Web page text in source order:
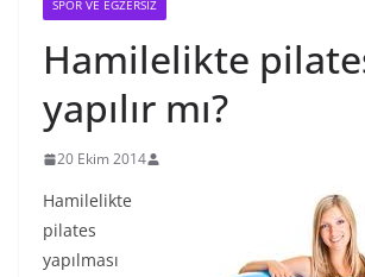
SPOR VE EGZERSIZ
Hamilelikte
yapılır mı?
20 Ekim 2014
Hamilelikte
pilates
yapılması